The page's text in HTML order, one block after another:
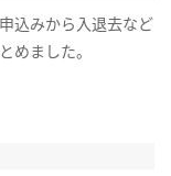
込みから入退去など
めました。